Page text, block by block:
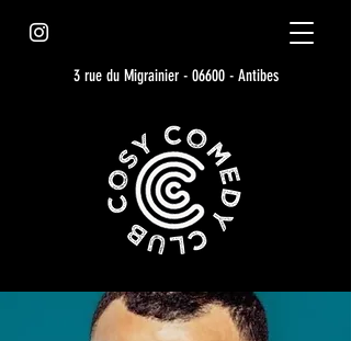
3 rue du Migrainier - 06600 - Antibes